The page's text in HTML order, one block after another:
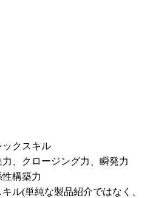
ックスキル
、クロージング力、瞬発力
性構築力
ル(単純な製品紹介ではなく、